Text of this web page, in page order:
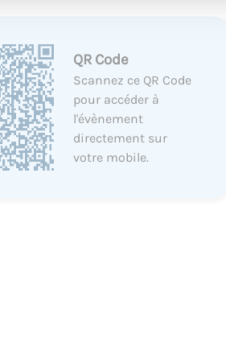
QR Code
Scannez ce QR Code
pour accéder à
l'évènement
directement sur
votre mobile.